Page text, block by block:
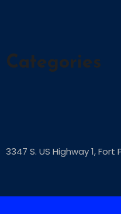
Categories
3347 S. US Highway 1, Fort